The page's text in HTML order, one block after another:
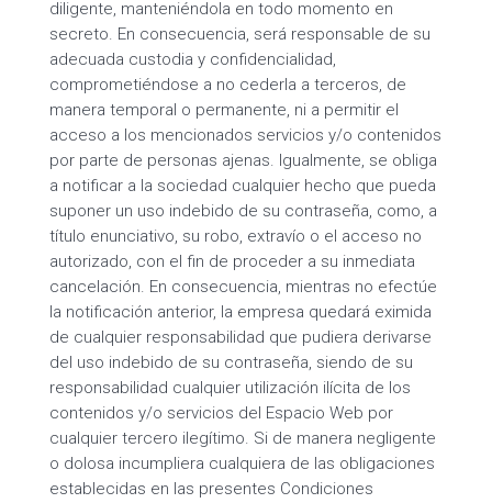
diligente, manteniéndola en todo momento en
secreto. En consecuencia, será responsable de su
adecuada custodia y confidencialidad,
comprometiéndose a no cederla a terceros, de
manera temporal o permanente, ni a permitir el
acceso a los mencionados servicios y/o contenidos
por parte de personas ajenas. Igualmente, se obliga
a notificar a la sociedad cualquier hecho que pueda
suponer un uso indebido de su contraseña, como, a
título enunciativo, su robo, extravío o el acceso no
autorizado, con el fin de proceder a su inmediata
cancelación. En consecuencia, mientras no efectúe
la notificación anterior, la empresa quedará eximida
de cualquier responsabilidad que pudiera derivarse
del uso indebido de su contraseña, siendo de su
responsabilidad cualquier utilización ilícita de los
contenidos y/o servicios del Espacio Web por
cualquier tercero ilegítimo. Si de manera negligente
o dolosa incumpliera cualquiera de las obligaciones
establecidas en las presentes Condiciones